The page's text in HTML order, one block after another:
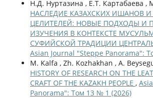
Н.Д. Нуртазина , Е.Т. Картабаева ,
НАСЛЕДИЕ КАЗАХСКИХ ИШАНОВ И
ЦЕЛИТЕЛЕЙ: НОВЫЕ ПОДХОДЫ И
ИЗУЧЕНИЯ В КОНТЕКСТЕ
СУФИЙСКОЙ ТРАДИЦИИ
Asian Journal "Steppe Panorama":
M. Kalfa , Zh. Kozhakhan , A.
HISTORY OF RESEARCH ON THE
CRAFT OF THE KAZAKH PEOPLE ,
Panorama": Том 13 № 1 (2026)